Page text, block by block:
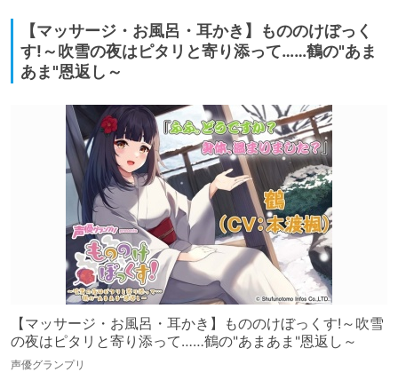
【マッサージ・お風呂・耳かき】もののけぼっく
す!～吹雪の夜はピタリと寄り添って……鶴の"あま
あま"恩返し～
【マッサージ・お風呂・耳かき】もののけぼっくす!～吹雪
の夜はピタリと寄り添って……鶴の"あまあま"恩返し～
声優グランプリ